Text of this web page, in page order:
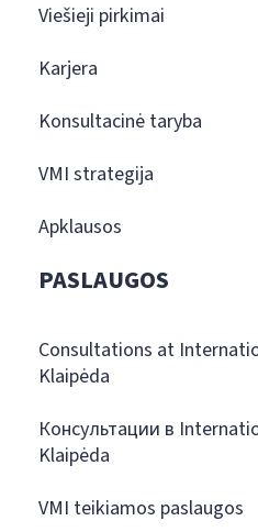
Viešieji pirkimai
Karjera
Konsultacinė taryba
VMI strategija
Apklausos
PASLAUGOS
Consultations at
Klaipėda
Консультации в
Klaipėda
VMI teikiamos paslaugos